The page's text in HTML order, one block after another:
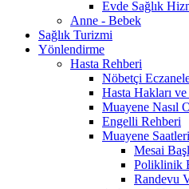
Evde Sağlık
Anne - Bebek
Sağlık Turizmi
Yönlendirme
Hasta Rehberi
Nöbetçi
Hasta Hakları
Muayene Nasıl
Engelli Rehberi
Muayene Saatleri
Mesai
Poliklinik
Randevu